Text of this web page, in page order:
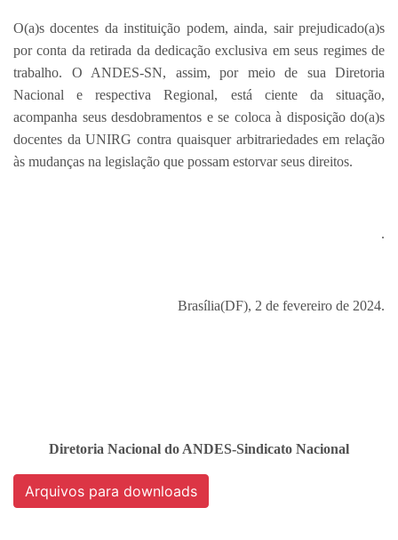
O(a)s docentes da instituição podem, ainda, sair prejudicado(a)s
por conta da retirada da dedicação exclusiva em seus regimes de
trabalho. O ANDES-SN, assim, por meio de sua Diretoria
Nacional e respectiva Regional, está ciente da situação,
acompanha seus desdobramentos e se coloca à disposição do(a)s
docentes da UNIRG contra quaisquer arbitrariedades em relação
às mudanças na legislação que possam estorvar seus direitos.
.
Brasília(DF), 2 de fevereiro de 2024.
Diretoria Nacional do ANDES-Sindicato Nacional
Arquivos para downloads